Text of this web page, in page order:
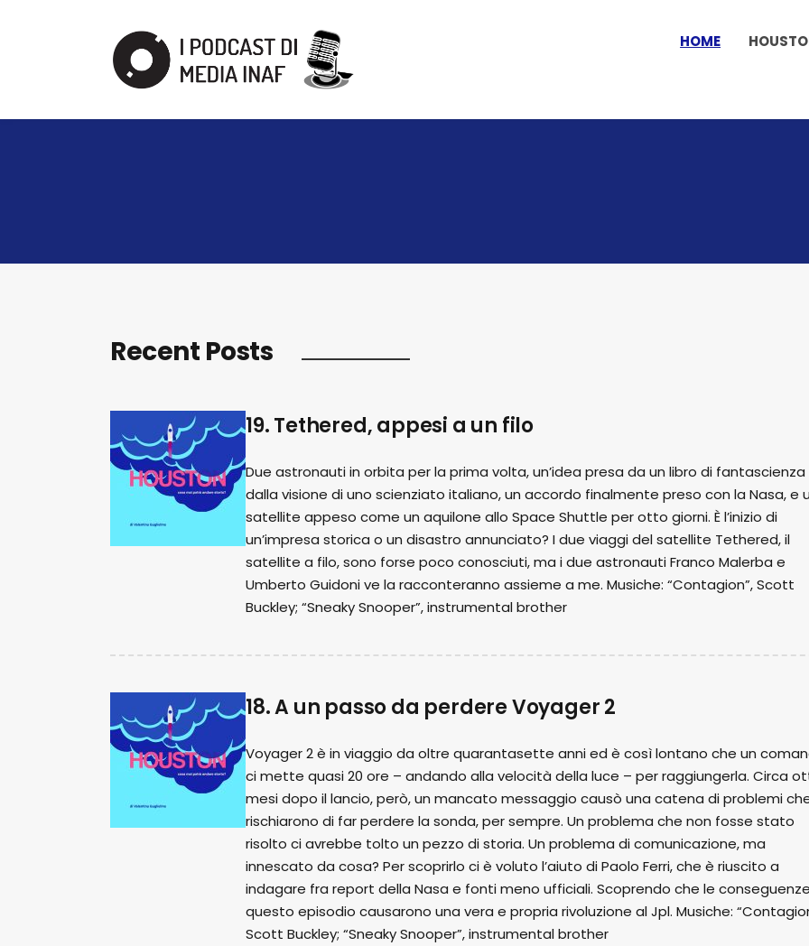
HOME
Recent Posts
19. Tethered, appesi a un filo
Due astronauti in orbita per la prima volta, un’idea presa da un libro di fantascienza
dalla visione di uno scienziato italiano, un accordo finalmente preso con la Nasa, e
satellite appeso come un aquilone allo Space Shuttle per otto giorni. È l’inizio di
un’impresa storica o un disastro annunciato? I due viaggi del satellite Tethered, il
satellite a filo, sono forse poco conosciuti, ma i due astronauti Franco Malerba e
Umberto Guidoni ve la racconteranno assieme a me. Musiche: “Contagion”, Scott
Buckley; “Sneaky Snooper”, instrumental brother
18. A un passo da perdere Voyager 2
Voyager 2 è in viaggio da oltre quarantasette anni ed è così lontano che un
ci mette quasi 20 ore – andando alla velocità della luce – per raggiungerla. Circa
mesi dopo il lancio, però, un mancato messaggio causò una catena di problemi
rischiarono di far perdere la sonda, per sempre. Un problema che non fosse stato
risolto ci avrebbe tolto un pezzo di storia. Un problema di comunicazione, ma
innescato da cosa? Per scoprirlo ci è voluto l’aiuto di Paolo Ferri, che è riuscito a
indagare fra report della Nasa e fonti meno ufficiali. Scoprendo che le
questo episodio causarono una vera e propria rivoluzione al Jpl. Musiche:
Scott Buckley; “Sneaky Snooper”, instrumental brother